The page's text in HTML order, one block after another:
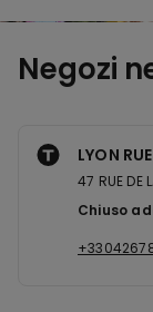
Negozi
LYON
47 RUE DE
Chiuso